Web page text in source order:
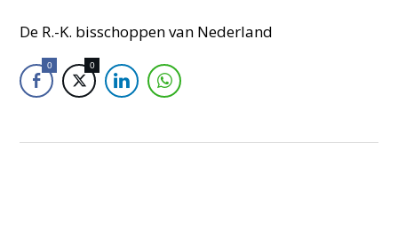
De R.-K. bisschoppen van Nederland
0 0